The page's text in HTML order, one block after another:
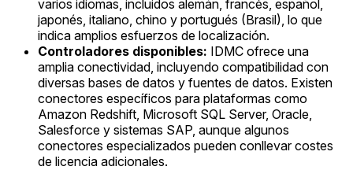
varios idiomas, incluidos alemán, francés, español,
japonés, italiano, chino y portugués (Brasil), lo que
indica amplios esfuerzos de localización.
Controladores disponibles: IDMC ofrece una
amplia conectividad, incluyendo compatibilidad con
diversas bases de datos y fuentes de datos. Existen
conectores específicos para plataformas como
Amazon Redshift, Microsoft SQL Server, Oracle,
Salesforce y sistemas SAP, aunque algunos
conectores especializados pueden conllevar costes
de licencia adicionales.